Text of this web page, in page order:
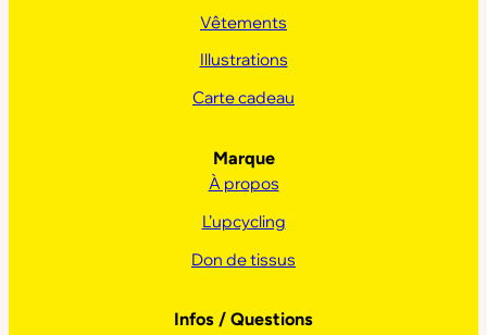
Vêtements
Illustrations
Carte cadeau
Marque
À propos
L’upcycling
Don de tissus
Infos / Questions